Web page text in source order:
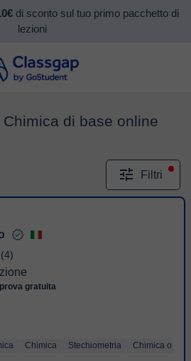
di sconto sul tuo primo pacchetto di
lezioni
di base online
Filtri
(4)
gratuita
Chimica Stechiometria Chimica